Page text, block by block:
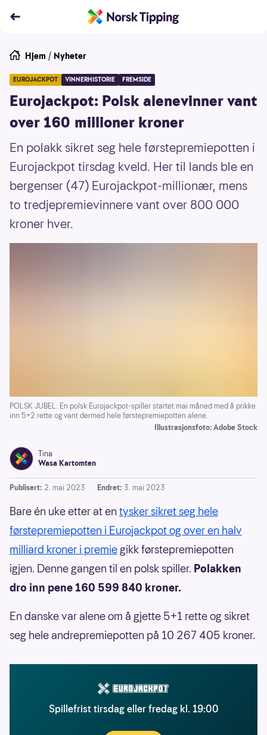
Hjem / Nyheter
EUROJACKPOT VINNERHISTORIE FREMSIDE
Eurojackpot: Polsk alenevinner vant
over 160 millioner kroner
En polakk sikret seg hele førstepremiepotten i
Eurojackpot tirsdag kveld. Her til lands ble en
bergenser (47) Eurojackpot-millionær, mens
to tredjepremievinnere vant over 800 000
kroner hver.
POLSK JUBEL: En polsk Eurojackpot-spiller startet mai måned med å prikke
inn 5+2 rette og vant dermed hele førstepremiepotten alene.
Illustrasjonsfoto: Adobe Stock
Tina
Wasa Kartomten
Publisert: 2. mai 2023 Endret: 3. mai 2023
Bare én uke etter at en tysker sikret seg hele
førstepremiepotten i Eurojackpot og over en halv
milliard kroner i premiegikk førstepremiepotten
igjen. Denne gangen til en polsk spiller. Polakken
dro inn pene 160 599 840 kroner.
En danske var alene om å gjette 5+1 rette og sikret
seg hele andrepremiepotten på 10 267 405 kroner.
Spillefrist tirsdag eller fredag kl. 19:00